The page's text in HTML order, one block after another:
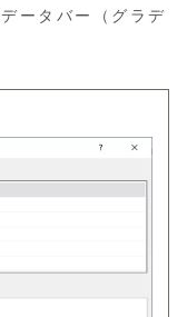
ータバー（グラデ